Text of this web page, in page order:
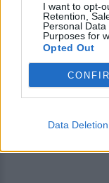
I want to opt-
Retention,
Personal
Purposes for
Opted Out
Data Deletion